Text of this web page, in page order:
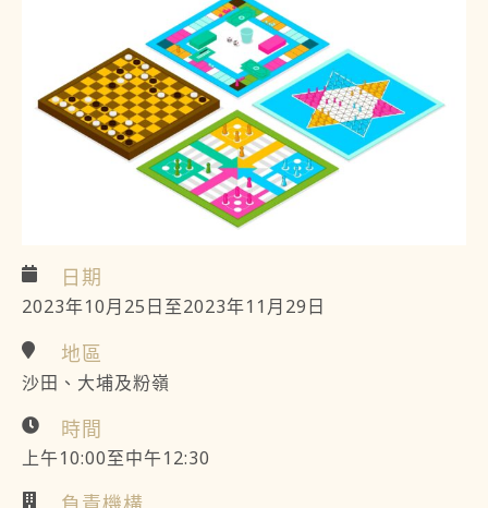
日期
2023年10月25日至2023年11月29日
地區
沙田、大埔及粉嶺
時間
上午10:00至中午12:30